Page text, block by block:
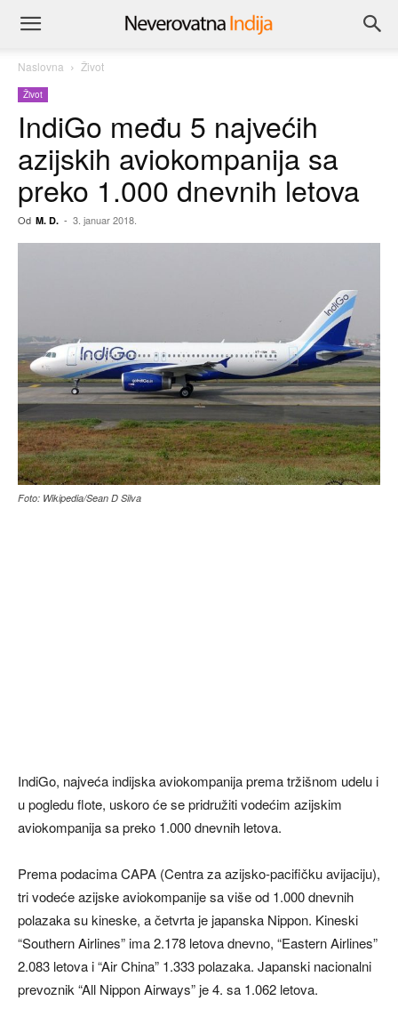
Naslovna Život
Život
IndiGo među 5 najvećih
azijskih aviokompanija sa
preko 1.000 dnevnih letova
Od M. D. - 3. januar 2018.
Foto: Wikipedia/Sean D Silva
IndiGo, najveća indijska aviokompanija prema tržišnom udelu i
u pogledu flote, uskoro će se pridružiti vodećim azijskim
aviokompanija sa preko 1.000 dnevnih letova.
Prema podacima CAPA (Centra za azijsko-pacifičku avijaciju),
tri vodeće azijske aviokompanije sa više od 1.000 dnevnih
polazaka su kineske, a četvrta je japanska Nippon. Kineski
“Southern Airlines” ima 2.178 letova dnevno, “Eastern Airlines”
2.083 letova i “Air China” 1.333 polazaka. Japanski nacionalni
prevoznik “All Nippon Airways” je 4. sa 1.062 letova.